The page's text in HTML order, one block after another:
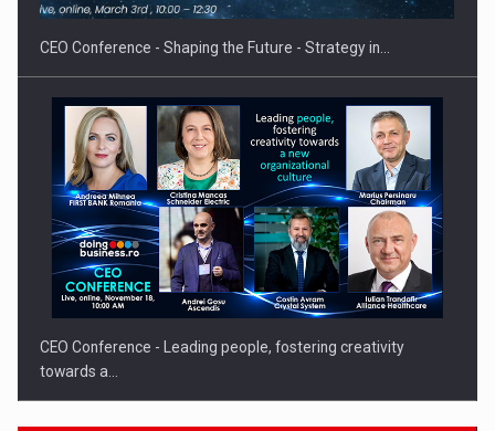
CEO Conference - Shaping the Future - Strategy in…
CEO Conference - Leading people, fostering creativity
towards a…